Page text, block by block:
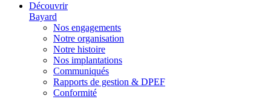
Découvrir
Bayard
Nos engagements
Notre organisation
Notre histoire
Nos implantations
Communiqués
Rapports de gestion & DPEF
Conformité